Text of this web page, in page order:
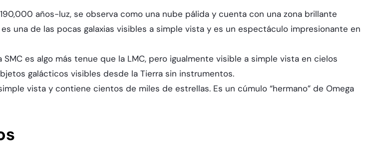
años-luz, se observa como una nube pálida y cuenta con una zona brillante
una de las pocas galaxias visibles a simple vista y es un espectáculo impresionante en
SMC es algo más tenue que la LMC, pero igualmente visible a simple vista en cielos
galácticos visibles desde la Tierra sin instrumentos.
vista y contiene cientos de miles de estrellas. Es un cúmulo “hermano” de Omega